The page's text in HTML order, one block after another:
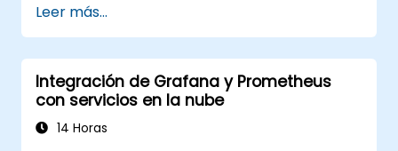
Configurar fuentes de datos básicas y
tableros (dashboards) en Grafana.
Monitorear las métricas del sistema y
visualizar datos utilizando Prometheus.
Leer más...
Integración de Grafana y Prometheus
con servicios en la nube
14 Horas